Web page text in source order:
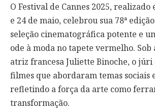
O Festival de Cannes 2025, realizado
e 24 de maio, celebrou sua 78ª
seleção cinematográfica potente e
ode à moda no tapete vermelho.
atriz francesa Juliette Binoche, o júri
filmes que abordaram temas sociais
refletindo a força da arte como
transformação.